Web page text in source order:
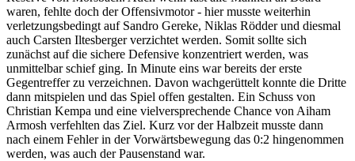
waren, fehlte doch der Offensivmotor - hier musste weiterhin
verletzungsbedingt auf Sandro Gereke, Niklas Rödder und diesmal
auch Carsten Iltesberger verzichtet werden. Somit sollte sich
zunächst auf die sichere Defensive konzentriert werden, was
unmittelbar schief ging. In Minute eins war bereits der erste
Gegentreffer zu verzeichnen. Davon wachgerüttelt konnte die Dritte
dann mitspielen und das Spiel offen gestalten. Ein Schuss von
Christian Kempa und eine vielversprechende Chance von Aiham
Armosh verfehlten das Ziel. Kurz vor der Halbzeit musste dann
nach einem Fehler in der Vorwärtsbewegung das 0:2 hingenommen
werden, was auch der Pausenstand war.